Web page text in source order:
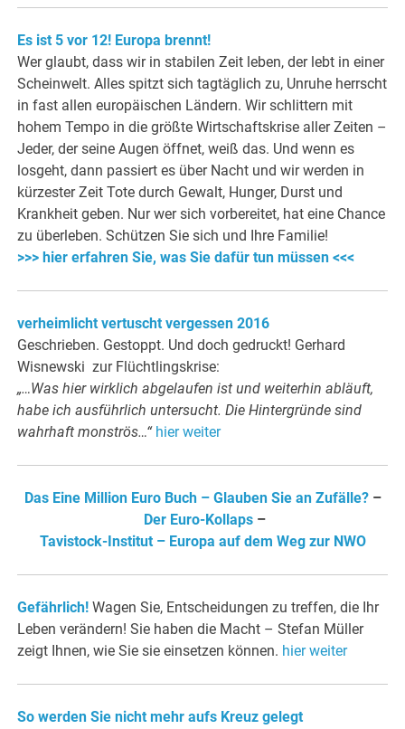
Es ist 5 vor 12! Europa brennt!
Wer glaubt, dass wir in stabilen Zeit leben, der lebt in einer
Scheinwelt. Alles spitzt sich tagtäglich zu, Unruhe herrscht
in fast allen europäischen Ländern. Wir schlittern mit
hohem Tempo in die größte Wirtschaftskrise aller Zeiten –
Jeder, der seine Augen öffnet, weiß das. Und wenn es
losgeht, dann passiert es über Nacht und wir werden in
kürzester Zeit Tote durch Gewalt, Hunger, Durst und
Krankheit geben. Nur wer sich vorbereitet, hat eine Chance
zu überleben. Schützen Sie sich und Ihre Familie!
>>> hier erfahren Sie, was Sie dafür tun müssen <<<
verheimlicht vertuscht vergessen 2016
Geschrieben. Gestoppt. Und doch gedruckt! Gerhard
Wisnewski zur Flüchtlingskrise:
„…Was hier wirklich abgelaufen ist und weiterhin abläuft,
habe ich ausführlich untersucht. Die Hintergründe sind
wahrhaft monströs…“ hier weiter
Das Eine Million Euro Buch – Glauben Sie an Zufälle?–
Der Euro-Kollaps–
Tavistock-Institut – Europa auf dem Weg zur NWO
Gefährlich! Wagen Sie, Entscheidungen zu treffen, die Ihr
Leben verändern! Sie haben die Macht – Stefan Müller
zeigt Ihnen, wie Sie sie einsetzen können. hier weiter
So werden Sie nicht mehr aufs Kreuz gelegt